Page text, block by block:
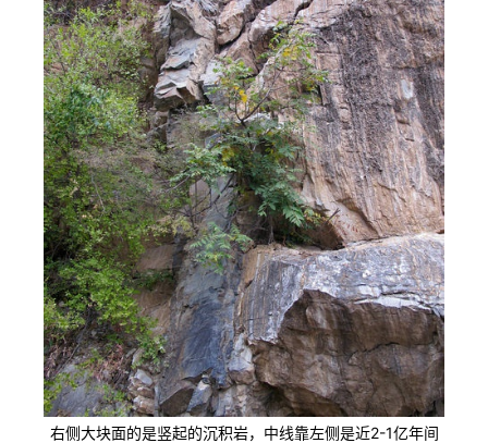
右侧大块面的是竖起的沉积岩，中线靠左侧是近2-1亿年间